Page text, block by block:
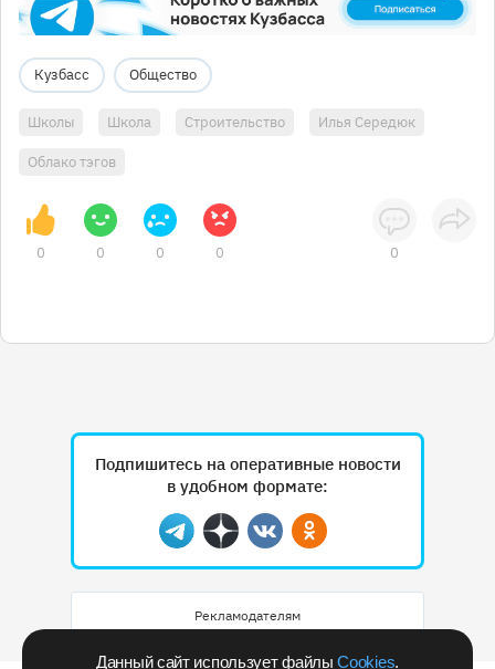
Данный сайт использует файлыCookies.
Кузбасс Общество
Школы Школа Строительство Илья Середюк
Облако тэгов
0 0 0 0 0
Подпишитесь на оперативные новости
в удобном формате:
Telegram
ДзенВконтактеОдноклассники
Рекламодателям